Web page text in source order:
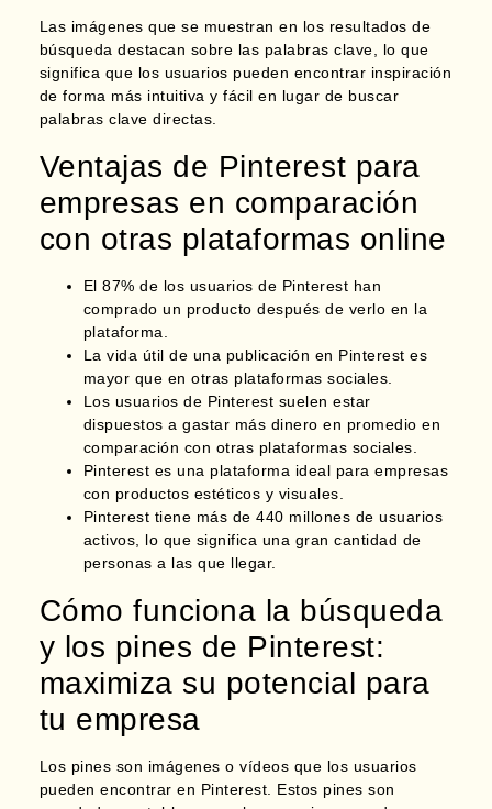
Las imágenes que se muestran en los resultados de
búsqueda destacan sobre las palabras clave, lo que
significa que los usuarios pueden encontrar inspiración
de forma más intuitiva y fácil en lugar de buscar
palabras clave directas.
Ventajas de Pinterest para
empresas en comparación
con otras plataformas online
El 87% de los usuarios de Pinterest han
comprado un producto después de verlo en la
plataforma.
La vida útil de una publicación en Pinterest es
mayor que en otras plataformas sociales.
Los usuarios de Pinterest suelenestar
dispuestos a gastar más dinero en promedio en
comparación con otras plataformas sociales.
Pinterest es una plataforma ideal para empresas
con productos estéticos y visuales.
Pinterest tiene más de 440 millones de usuarios
activos, lo que significa una gran cantidad de
personas a las que llegar.
Cómo funciona la búsqueda
y los pines de Pinterest:
maximiza su potencial para
tu empresa
Los pines son imágenes o vídeos que los usuarios
pueden encontrar en Pinterest. Estos pines son